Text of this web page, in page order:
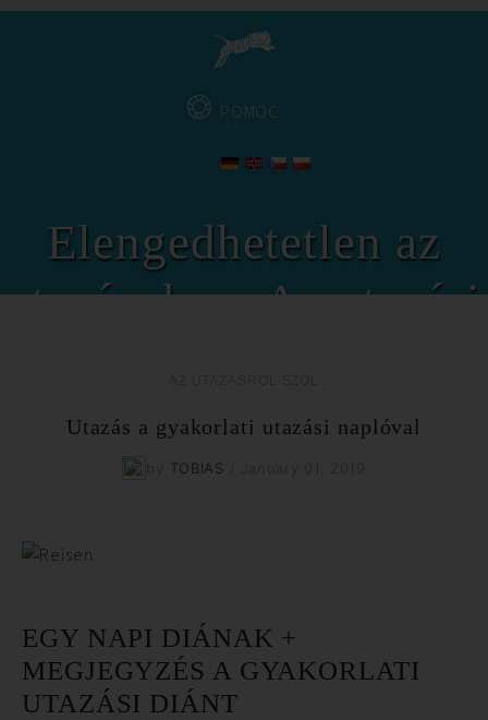
POMOC
Elengedhetetlen az
utazásokon. Az utazási
digitális!
Utazás a gyakorlati utazási naplóval
TOBIAS
EGY NAPI DIÁNAK +
MEGJEGYZÉS A GYAKORLATI
UTAZÁSI DIÁNT